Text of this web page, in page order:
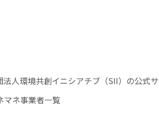
人環境共創イニシアチブ（SII）の公式サ
マネ事業者一覧